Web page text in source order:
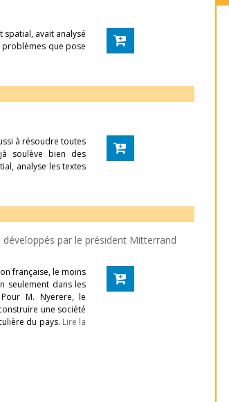
avait analysé
que pose
à résoudre toutes
soulève bien des
analyse les textes
par le président Mitterrand
française, le moins
seulement dans les
M. Nyerere, le
une société
du pays. Lire la